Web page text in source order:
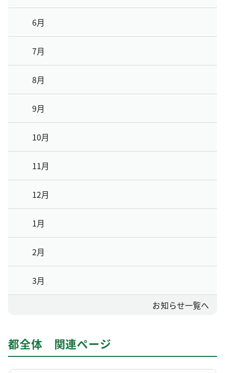
6月
7月
8月
9月
10月
11月
12月
1月
2月
3月
お知らせ一覧へ
都全体 関連ページ